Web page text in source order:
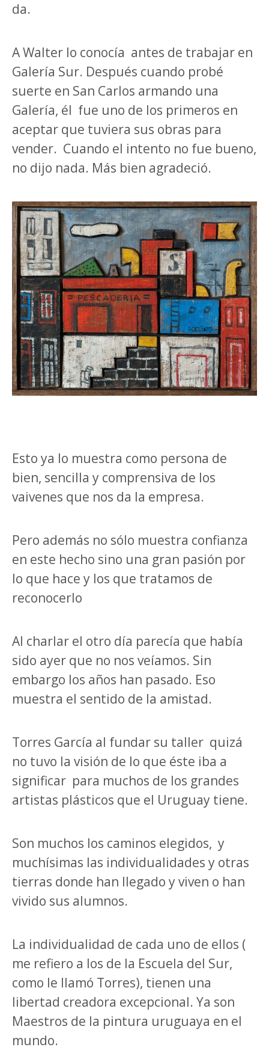
da.
A Walter lo conocía antes de trabajar en
Galería Sur. Después cuando probé
suerte en San Carlos armando una
Galería, él fue uno de los primeros en
aceptar que tuviera sus obras para
vender. Cuando el intento no fue bueno,
no dijo nada. Más bien agradeció.
Esto ya lo muestra como persona de
bien, sencilla y comprensiva de los
vaivenes que nos da la empresa.
Pero además no sólo muestra confianza
en este hecho sino una gran pasión por
lo que hace y los que tratamos de
reconocerlo
Al charlar el otro día parecía que había
sido ayer que no nos veíamos. Sin
embargo los años han pasado. Eso
muestra el sentido de la amistad.
Torres García al fundar su taller quizá
no tuvo la visión de lo que éste iba a
significar para muchos de los grandes
artistas plásticos que el Uruguay tiene.
Son muchos los caminos elegidos, y
muchísimas las individualidades y otras
tierras donde han llegado y viven o han
vivido sus alumnos.
La individualidad de cada uno de ellos (
me refiero a los de la Escuela del Sur,
como le llamó Torres), tienen una
libertad creadora excepcional. Ya son
Maestros de la pintura uruguaya en el
mundo.